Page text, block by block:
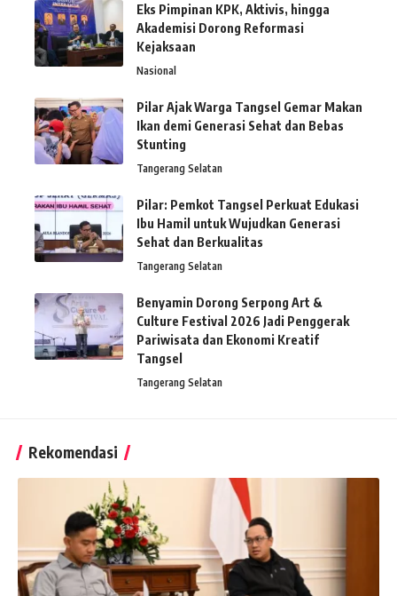
Eks Pimpinan KPK, Aktivis, hingga
Akademisi Dorong Reformasi
Kejaksaan
Nasional
Pilar Ajak Warga Tangsel Gemar Makan
Ikan demi Generasi Sehat dan Bebas
Stunting
Tangerang Selatan
Pilar: Pemkot Tangsel Perkuat Edukasi
Ibu Hamil untuk Wujudkan Generasi
Sehat dan Berkualitas
Tangerang Selatan
Benyamin Dorong Serpong Art &
Culture Festival 2026 Jadi Penggerak
Pariwisata dan Ekonomi Kreatif
Tangsel
Tangerang Selatan
Rekomendasi